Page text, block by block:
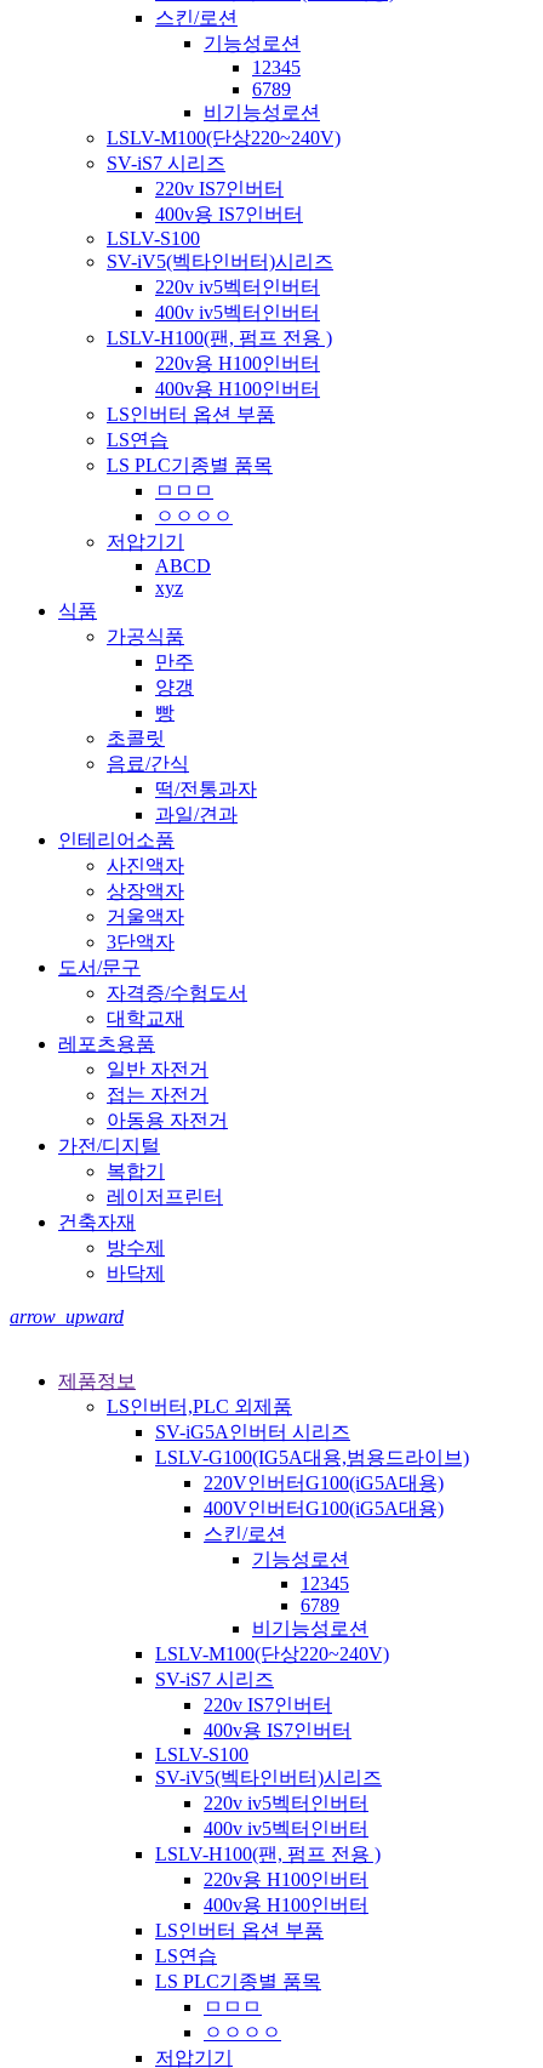
스킨/로션
기능성로션
12345
6789
비기능성로션
LSLV-M100(단상220~240V)
SV-iS7 시리즈
220v IS7인버터
400v용 IS7인버터
LSLV-S100
SV-iV5(벡타인버터)시리즈
220v iv5벡터인버터
400v iv5벡터인버터
LSLV-H100(팬, 펌프 전용 )
220v용 H100인버터
400v용 H100인버터
LS인버터 옵션 부품
LS연습
LS PLC기종별 품목
ㅁㅁㅁ
ㅇㅇㅇㅇ
저압기기
ABCD
xyz
식품
가공식품
만주
양갱
빵
초콜릿
음료/간식
떡/전통과자
과일/견과
인테리어소품
사진액자
상장액자
거울액자
3단액자
도서/문구
자격증/수험도서
대학교재
레포츠용품
일반 자전거
접는 자전거
아동용 자전거
가전/디지털
복합기
레이저프린터
건축자재
방수제
바닥제
arrow_upward
제품정보
LS인버터,PLC 외제품
SV-iG5A인버터 시리즈
LSLV-G100(IG5A대용,범용드라이브)
220V인버터G100(iG5A대용)
400V인버터G100(iG5A대용)
스킨/로션
기능성로션
12345
6789
비기능성로션
LSLV-M100(단상220~240V)
SV-iS7 시리즈
220v IS7인버터
400v용 IS7인버터
LSLV-S100
SV-iV5(벡타인버터)시리즈
220v iv5벡터인버터
400v iv5벡터인버터
LSLV-H100(팬, 펌프 전용 )
220v용 H100인버터
400v용 H100인버터
LS인버터 옵션 부품
LS연습
LS PLC기종별 품목
ㅁㅁㅁ
ㅇㅇㅇㅇ
저압기기